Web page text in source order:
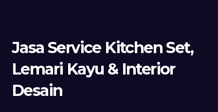
Jasa Service Kitchen Set,
Lemari Kayu & Interior
Desain